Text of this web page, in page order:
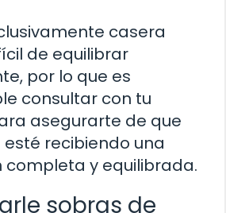
casera
de equilibrar
por lo que es
consultar con tu
asegurarte de que
recibiendo una
y equilibrada.
sobras de